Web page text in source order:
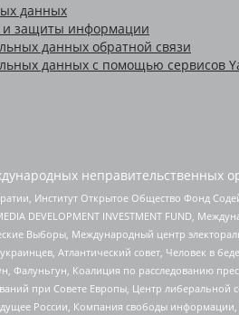
данных
и защиты информации
данных обратной связи
данных с помощью сервисов
неправительственных
Институт Открытое Общество Фонд
DEVELOPMENT INVESTMENT FUND,
Выборы, Международный центр
Атлантический совет, Человек в
Фалуньгун, Коалиция по расследованию
при Совете Европы, Центр
России, Компания свободы информации,